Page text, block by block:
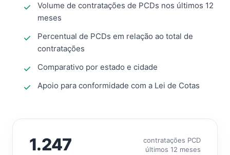
Volume de contratações de PCDs nos últimos 12
meses
Percentual de PCDs em relação ao total de
contratações
Comparativo por estado e cidade
Apoio para conformidade com a Lei de Cotas
1.247
contratações PCD
últimos 12 meses